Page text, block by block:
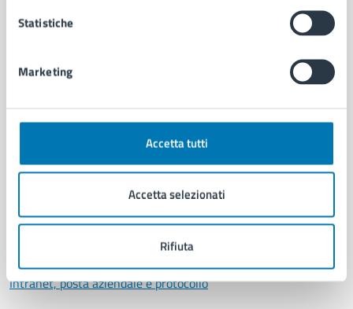
Statistiche
Marketing
Accetta tutti
Accetta selezionati
Rifiuta
Municipalità
Politici
Documenti e dati
Intranet, posta aziendale e protocollo